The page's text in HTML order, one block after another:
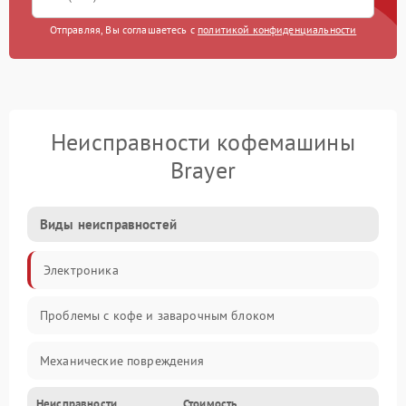
Отправляя, Вы соглашаетесь с политикой конфиденциальности
Неисправности кофемашины
Brayer
Виды неисправностей
Электроника
Проблемы с кофе и заварочным блоком
Механические повреждения